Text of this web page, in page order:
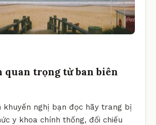
quan trọng từ ban biên
khuyến nghị bạn đọc hãy trang bị
y khoa chính thống, đối chiếu